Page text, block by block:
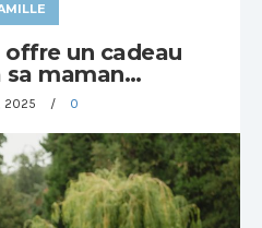
un cadeau
sa maman…
2025 0